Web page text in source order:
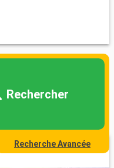
Rechercher
Recherche Avancée